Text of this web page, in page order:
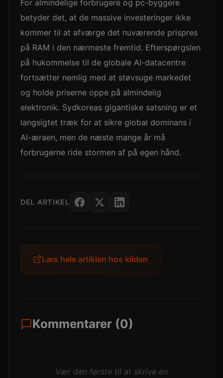
For almindelige forbrugere og pc-byggere
betyder det, at de massive investeringer ikke
kommer til at afværge det nuværende prispres
på RAM i den nærmeste fremtid. Efterspørgslen
på hukommelse til de globale AI-datacentre
fortsætter nemlig med at støvsuge markedet
og holde priserne oppe på almindelig
elektronik. Sydkoreas gigantiske satsning er et
langsigtet træk for at sikre global dominans i
AI-æraen, men de næste mange år må
forbrugerne ride stormen af på egen hånd.
DEL ARTIKEL
Læs hele artiklen hos kilden
Kommentarer (0)
Vær den første til at skrive en